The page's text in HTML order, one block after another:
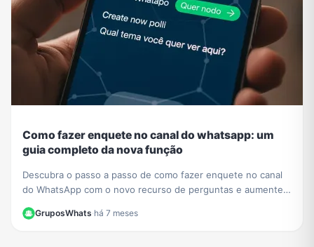
Como fazer enquete no canal do whatsapp: um
guia completo da nova função
Descubra o passo a passo de como fazer enquete no canal
do WhatsApp com o novo recurso de perguntas e aumente a
GruposWhats·há 7 meses